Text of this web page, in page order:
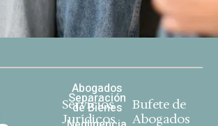
Servicios
Jurídicos
Abogados
Separación
de Bienes
Bufete de
Abogados